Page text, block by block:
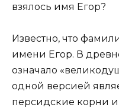
взялось имя Егор?
Известно, что
имени Егор. В
означало
одной версией
персидские корни и